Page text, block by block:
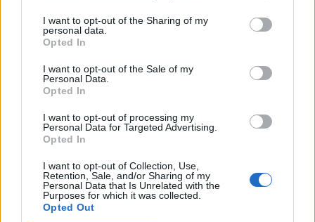
I want to opt-out of the Sharing of my
personal data.
Opted In
I want to opt-out of the Sale of my
Personal Data.
Opted In
I want to opt-out of processing my
Personal Data for Targeted Advertising.
Opted In
I want to opt-out of Collection, Use,
Retention, Sale, and/or Sharing of my
Personal Data that Is Unrelated with the
Purposes for which it was collected.
Opted Out
Ακολουθήστε το Pink.gr στοGoogle Newsκαι
μάθετε πρώτοιτα πιο hot νέα
Ακολουθήστε το Pink.gr και στο
Instagram